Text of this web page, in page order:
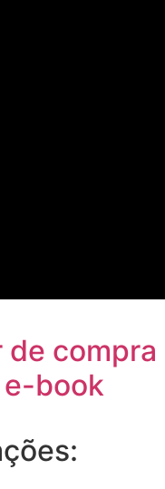
de compra
e-book